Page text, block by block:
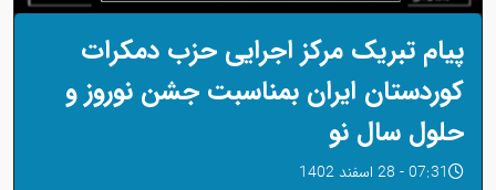
پیام تبریک مرکز اجرایی حزب دمکرات
کوردستان ایران بمناسبت جشن نوروز و
حلول سال نو
07:31 - 28 اسفند 1402